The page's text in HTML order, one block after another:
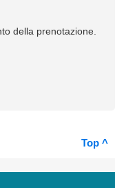
della prenotazione.
Top ^